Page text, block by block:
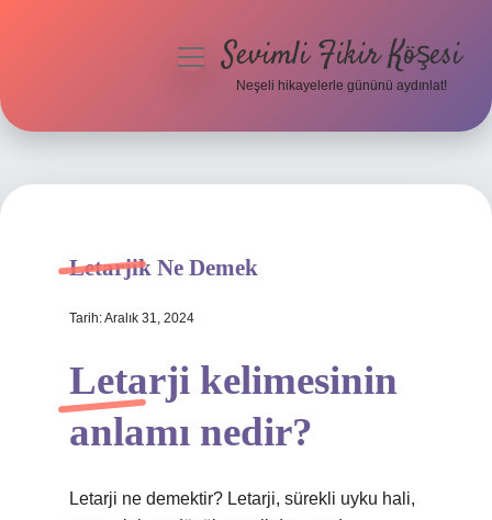
Hakkımızda
menüyüSevimli Fikir Köşesi
Neşeli hikayelerle gününü aydınlat!
Letarjik Ne Demek
Tarih: Aralık 31, 2024
Letarji kelimesinin
anlamı nedir?
Letarji ne demektir? Letarji, sürekli uyku hali,